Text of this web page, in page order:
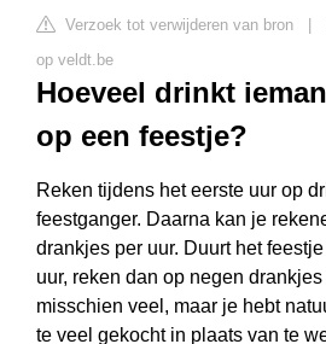
Verzoek tot verwijderen van bron
op veldt.be
Hoeveel drinkt
op een feestje?
Reken tijdens het eerste uur op
feestganger. Daarna kan je
drankjes per uur. Duurt het
uur, reken dan op negen
misschien veel, maar je hebt
te veel gekocht in plaats van te